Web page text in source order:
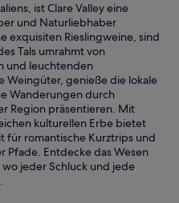
ist Clare Valley eine
und Naturliebhaber
exquisiten Rieslingweine, sind
Tals umrahmt von
und leuchtenden
Weingüter, genieße die lokale
Wanderungen durch
Region präsentieren. Mit
kulturellen Erbe bietet
für romantische Kurztrips und
Pfade. Entdecke das Wesen
wo jeder Schluck und jede